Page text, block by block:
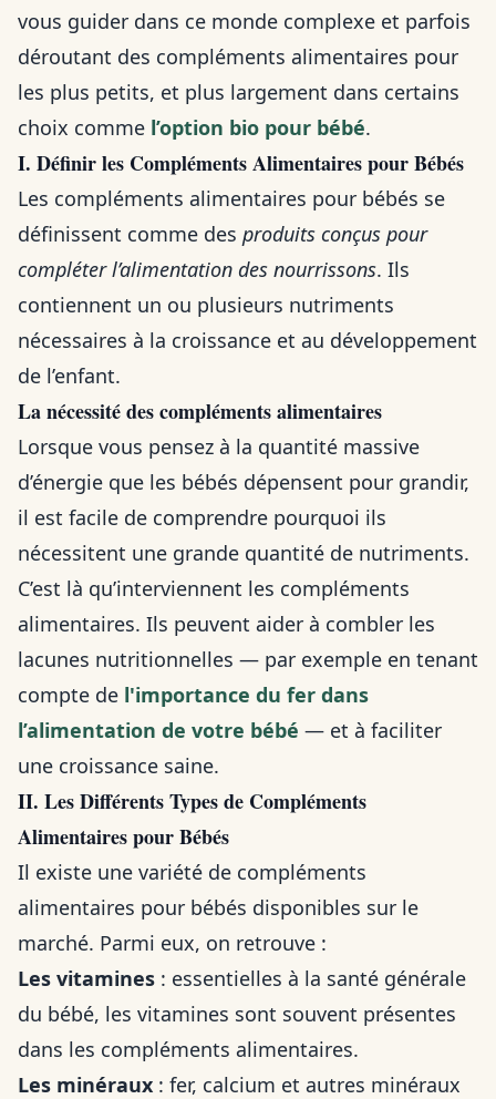
vous guider dans ce monde complexe et parfois
déroutant des compléments alimentaires pour
les plus petits, et plus largement dans certains
choix comme l’option bio pour bébé.
I. Définir les Compléments Alimentaires pour Bébés
Les compléments alimentaires pour bébés se
définissent comme des produits conçus pour
compléter l’alimentation des nourrissons. Ils
contiennent un ou plusieurs nutriments
nécessaires à la croissance et au développement
de l’enfant.
La nécessité des compléments alimentaires
Lorsque vous pensez à la quantité massive
d’énergie que les bébés dépensent pour grandir,
il est facile de comprendre pourquoi ils
nécessitent une grande quantité de nutriments.
C’est là qu’interviennent les compléments
alimentaires. Ils peuvent aider à combler les
lacunes nutritionnelles — par exemple en tenant
compte de l'importance du fer dans
l’alimentation de votre bébé — et à faciliter
une croissance saine.
II. Les Différents Types de Compléments
Alimentaires pour Bébés
Il existe une variété de compléments
alimentaires pour bébés disponibles sur le
marché. Parmi eux, on retrouve :
Les vitamines : essentielles à la santé générale
du bébé, les vitamines sont souvent présentes
dans les compléments alimentaires.
Les minéraux : fer, calcium et autres minéraux